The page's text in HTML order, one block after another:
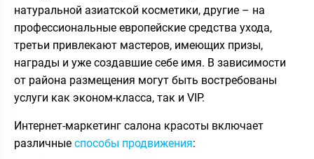
натуральной азиатской косметики, другие – на
профессиональные европейские средства ухода,
третьи привлекают мастеров, имеющих призы,
награды и уже создавшие себе имя. В зависимости
от района размещения могут быть востребованы
услуги как эконом-класса, так и VIP.
Интернет-маркетинг салона красоты включает
различные способы продвижения: